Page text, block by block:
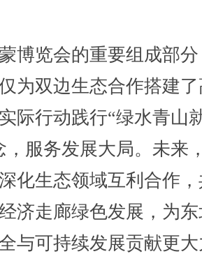
览会的重要组成部分
为双边生态合作搭建
际行动践行“绿水青山
，服务发展大局。未来
化生态领域互利合作
济走廊绿色发展，为
与可持续发展贡献更